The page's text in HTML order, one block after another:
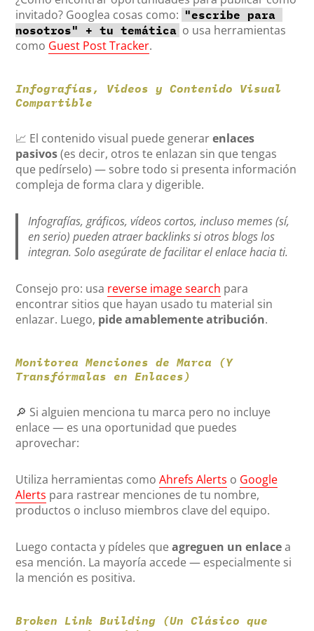
invitado? Googlea cosas como: "escribe para
nosotros" + tu temática o usa herramientas
como Guest Post Tracker.
Infografías, Videos y Contenido Visual
Compartible
📈 El contenido visual puede generarenlaces
pasivos(es decir, otros te enlazan sin que tengas
que pedírselo) — sobre todo si presenta información
compleja de forma clara y digerible.
Infografías, gráficos, vídeos cortos, incluso memes (sí,
en serio) pueden atraer backlinks si otros blogs los
integran. Solo asegúrate de facilitar el enlace hacia ti.
Consejo pro: usa reverse image search para
encontrar sitios que hayan usado tu material sin
enlazar. Luego, pide amablemente atribución.
Monitorea Menciones de Marca (Y
Transfórmalas en Enlaces)
🔎 Si alguien menciona tu marca pero no incluye
enlace — es una oportunidad que puedes
aprovechar:
Utiliza herramientas comoAhrefs Alerts o Google
Alerts para rastrear menciones de tu nombre,
productos o incluso miembros clave del equipo.
Luego contacta y pídeles queagreguen un enlacea
esa mención. La mayoría accede — especialmente si
la mención es positiva.
Broken Link Building (Un Clásico que